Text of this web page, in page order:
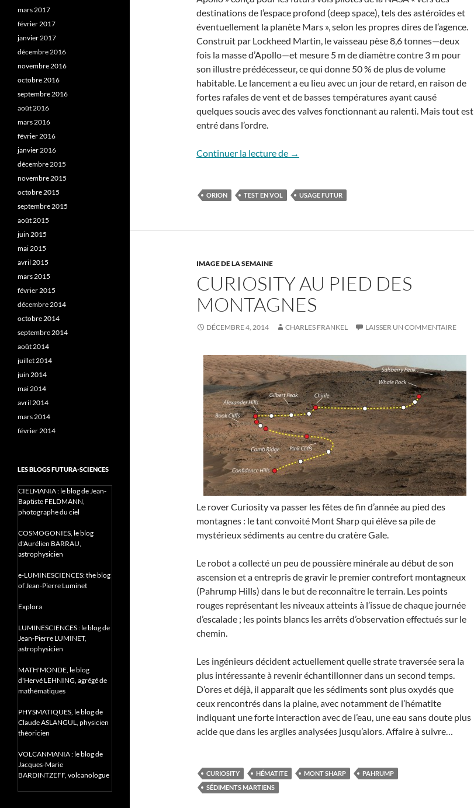
destinations de l’espace profond (deep space), tels des astéroïdes et
éventuellement la planète Mars », selon les propres dires de l’agence.
Construit par Lockheed Martin, le vaisseau pèse 8,6 tonnes—deux
fois la masse d’Apollo—et mesure 5 m de diamètre contre 3 m pour
son illustre prédécesseur, ce qui donne 50 % de plus de volume
habitable. Le lancement a eu lieu avec un jour de retard, en raison de
fortes rafales de vent et de basses températures ayant causé
quelques soucis avec des valves fonctionnant au ralenti. Mais tout est
entré dans l’ordre.
Continuer la lecture de Premier vol du vaisseau Orion : et après ?
→
ORION TEST EN VOL USAGE FUTUR
IMAGE DE LA SEMAINE
CURIOSITY AU PIED DES
MONTAGNES
DÉCEMBRE 4, 2014 CHARLES FRANKEL LAISSER UN COMMENTAIRE
Le rover Curiosity va passer les fêtes de fin d’année au pied des
montagnes : le tant convoité Mont Sharp qui élève sa pile de
mystérieux sédiments au centre du cratère Gale.
Le robot a collecté un peu de poussière minérale au début de son
ascension et a entrepris de gravir le premier contrefort montagneux
(Pahrump Hills) dans le but de reconnaître le terrain. Les points
rouges représentant les niveaux atteints à l’issue de chaque journée
d’escalade ; les points blancs les arrêts d’observation effectués sur le
chemin.
Les ingénieurs décident actuellement quelle strate traversée sera la
plus intéressante à revenir échantillonner dans un second temps.
D’ores et déjà, il apparaît que les sédiments sont plus oxydés que
ceux rencontrés dans la plaine, avec notamment de l’hématite
indiquant une forte interaction avec de l’eau, une eau sans doute plus
acide que dans les argiles analysées jusqu’alors. Affaire à suivre…
CURIOSITY HÉMATITE MONT SHARP
PAHRUMP
SÉDIMENTS MARTIENS
mars 2017
février 2017
janvier 2017
décembre 2016
novembre 2016
octobre 2016
septembre 2016
août 2016
mars 2016
février 2016
janvier 2016
décembre 2015
novembre 2015
octobre 2015
septembre 2015
août 2015
juin 2015
mai 2015
avril 2015
mars 2015
février 2015
décembre 2014
octobre 2014
septembre 2014
août 2014
juillet 2014
juin 2014
mai 2014
avril 2014
mars 2014
février 2014
LES BLOGS FUTURA-SCIENCES
CIELMANIA : le blog de Jean-
Baptiste FELDMANN,
photographe du ciel
COSMOGONIES, le blog
d'Aurélien BARRAU,
astrophysicien
e-LUMINESCIENCES: the blog
of Jean-Pierre Luminet
Explora
LUMINESCIENCES : le blog de
Jean-Pierre LUMINET,
astrophysicien
MATH'MONDE, le blog
d'Hervé LEHNING, agrégé de
mathématiques
PHYSMATIQUES, le blog de
Claude ASLANGUL, physicien
théoricien
VOLCANMANIA : le blog de
Jacques-Marie
BARDINTZEFF, volcanologue